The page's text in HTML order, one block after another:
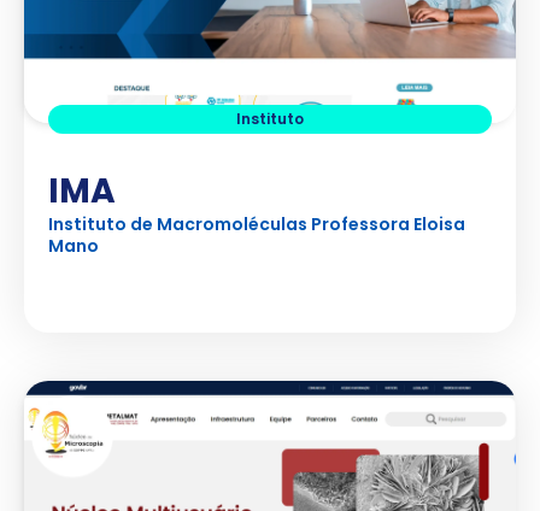
Instituto
IMA
Instituto de Macromoléculas Professora Eloisa
Mano